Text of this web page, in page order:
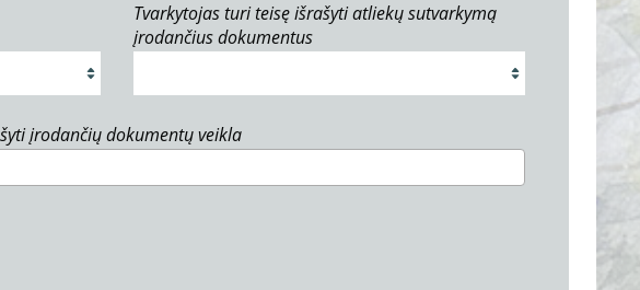
Tvarkytojas turi teisę išrašyti atliekų sutvarkymą
įrodančius dokumentus
įrodančių dokumentų veikla